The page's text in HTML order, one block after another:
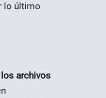
lo último
archivos